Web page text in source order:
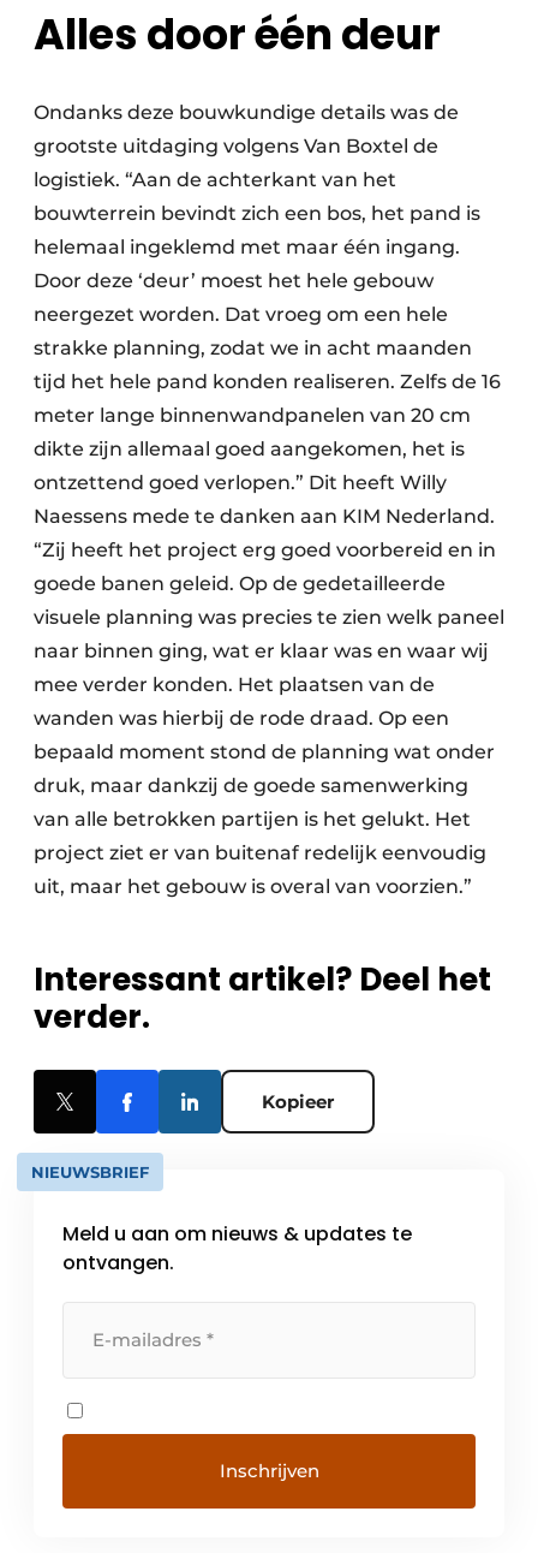
Alles door één deur
Ondanks deze bouwkundige details was de
grootste uitdaging volgens Van Boxtel de
logistiek. “Aan de achterkant van het
bouwterrein bevindt zich een bos, het pand is
helemaal ingeklemd met maar één ingang.
Door deze ‘deur’ moest het hele gebouw
neergezet worden. Dat vroeg om een hele
strakke planning, zodat we in acht maanden
tijd het hele pand konden realiseren. Zelfs de 16
meter lange binnenwandpanelen van 20 cm
dikte zijn allemaal goed aangekomen, het is
ontzettend goed verlopen.” Dit heeft Willy
Naessens mede te danken aan KIM Nederland.
“Zij heeft het project erg goed voorbereid en in
goede banen geleid. Op de gedetailleerde
visuele planning was precies te zien welk paneel
naar binnen ging, wat er klaar was en waar wij
mee verder konden. Het plaatsen van de
wanden was hierbij de rode draad. Op een
bepaald moment stond de planning wat onder
druk, maar dankzij de goede samenwerking
van alle betrokken partijen is het gelukt. Het
project ziet er van buitenaf redelijk eenvoudig
uit, maar het gebouw is overal van voorzien.”
Interessant artikel? Deel het
verder.
Kopieer
NIEUWSBRIEF
Meld u aan om nieuws & updates te
ontvangen.